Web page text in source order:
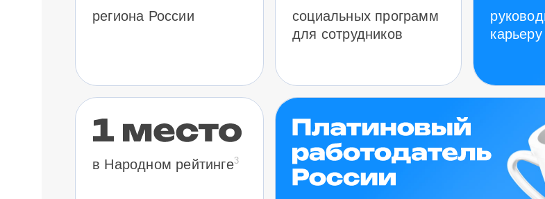
региона России
социальных программ
для сотрудников
в Народном рейтинге3